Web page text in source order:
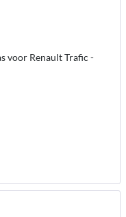
voor Renault Trafic -